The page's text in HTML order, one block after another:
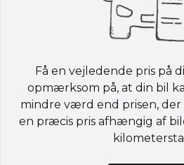
Få en vejledende pris på
opmærksom på, at din bil
mindre værd end prisen, der
en præcis pris afhængig af